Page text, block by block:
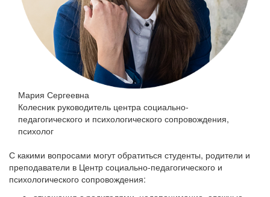
Мария Сергеевна
Колесник руководитель центра социально-
педагогического и психологического сопровождения,
психолог
С какими вопросами могут обратиться студенты, родители и
преподаватели в Центр социально-педагогического и
психологического сопровождения: